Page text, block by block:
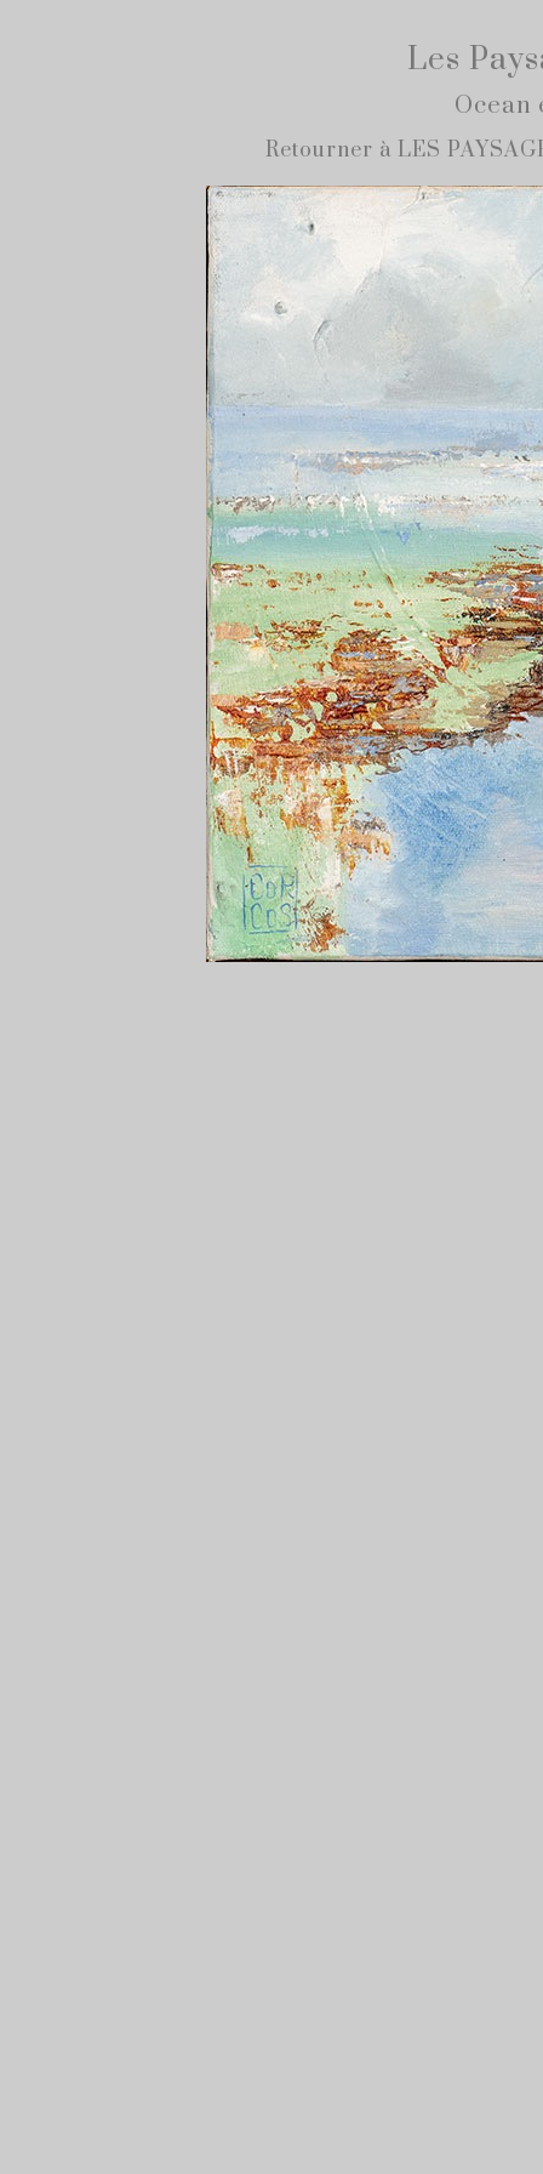
Les
Ocean
Retourner à LES